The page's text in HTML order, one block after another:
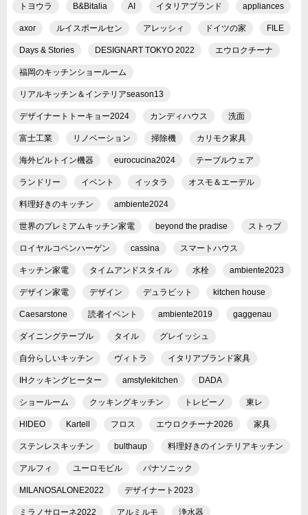
トヨウラ B&Bitalia AI イタリアブランド appliances
axor ルイスポールセン アレッシィ ドイツの家 FILE
Days & Stories DESIGNART TOKYO 2022 エウロクチーナ
福岡のキッチンショールーム
リアルキッチン＆インテリアseason13
デザイナートトーキョー2024 カンディハウス 洗面
富士工業 リノベーション 掃除機 カリモク家具
海外ビルトイン機器 eurocucina2024 テーブルウェア
ランドリー イベント イッタラ オスモ＆エーデル
料理好きのキッチン ambiente2024
世界のプレミアムキッチン家電 beyond the pradise ストゥブ
ロイヤルコペンハーゲン cassina スマートハウス
キッチン家電 タイムアンドスタイル 水栓 ambiente2023
デザイン家電 デザイン デュラビット kitchen house
Caesarstone 読者イベント ambiente2019 gaggenau
ダイニングテーブル タイル グレイッシュ
自分らしいキッチン ヴィトラ イタリアブランド家具
IHクッキングヒーター amstylekitchen DADA
ショールーム クッキングキッチン トレビーノ 東レ
HIDEO Kartell フロス エウロクチーナ2026 家具
ステンレスキッチン bulthaup 料理好きのインテリアキッチン
アルフィ ユーロモビル パナソニック
MILANOSALONE2022 デザイナート2023
ミラノサローネ2022 アルミルモ 浄水器